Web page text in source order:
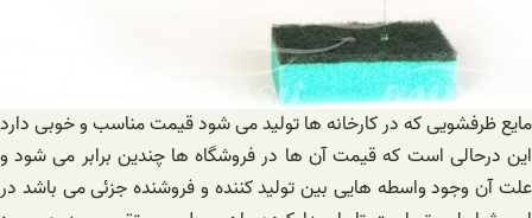
مایع ظرفشویی که در کارخانه ها تولید می شود قیمت مناسب و خوبی دارد
این درحالی است که قیمت آن ها در فروشگاه ها چندین برابر می شود و
علت آن وجود واسطه هایی بین تولید کننده و فروشنده جزئی می باشد در